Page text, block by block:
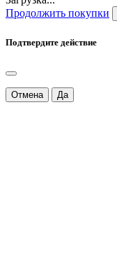
Продолжить покупки
Подтвердите действие
Отмена Да